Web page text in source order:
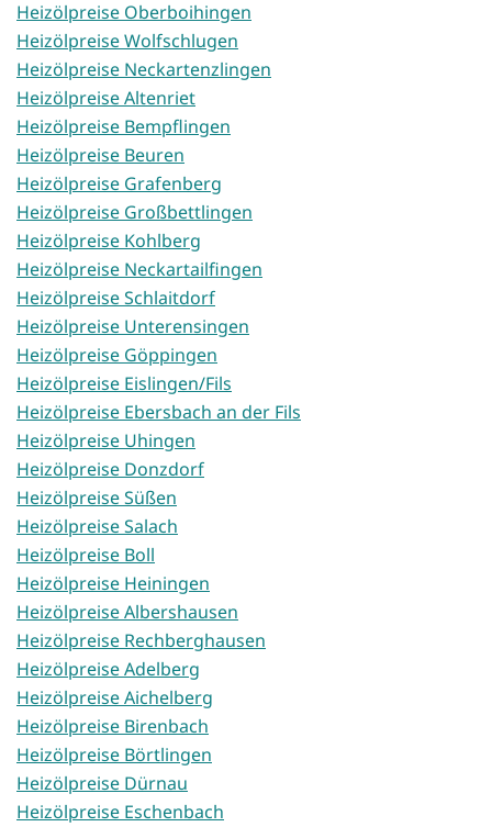
Heizölpreise Oberboihingen
Heizölpreise Wolfschlugen
Heizölpreise Neckartenzlingen
Heizölpreise Altenriet
Heizölpreise Bempflingen
Heizölpreise Beuren
Heizölpreise Grafenberg
Heizölpreise Großbettlingen
Heizölpreise Kohlberg
Heizölpreise Neckartailfingen
Heizölpreise Schlaitdorf
Heizölpreise Unterensingen
Heizölpreise Göppingen
Heizölpreise Eislingen/Fils
Heizölpreise Ebersbach an der Fils
Heizölpreise Uhingen
Heizölpreise Donzdorf
Heizölpreise Süßen
Heizölpreise Salach
Heizölpreise Boll
Heizölpreise Heiningen
Heizölpreise Albershausen
Heizölpreise Rechberghausen
Heizölpreise Adelberg
Heizölpreise Aichelberg
Heizölpreise Birenbach
Heizölpreise Börtlingen
Heizölpreise Dürnau
Heizölpreise Eschenbach